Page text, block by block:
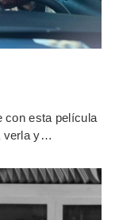
con esta película
verla y…